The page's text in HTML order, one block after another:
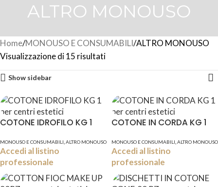
ALTRO MONOUSO
Home MONOUSO E CONSUMABILI ALTRO MONOUSO
Visualizzazione di 15 risultati
Show sidebar
COTONE IDROFILO KG 1
MONOUSO E CONSUMABILI ALTRO MONOUSO
Accedi al listino
professionale
COTONE IN CORDA KG 1
MONOUSO E CONSUMABILI ALTRO MONOUSO
Accedi al listino
professionale